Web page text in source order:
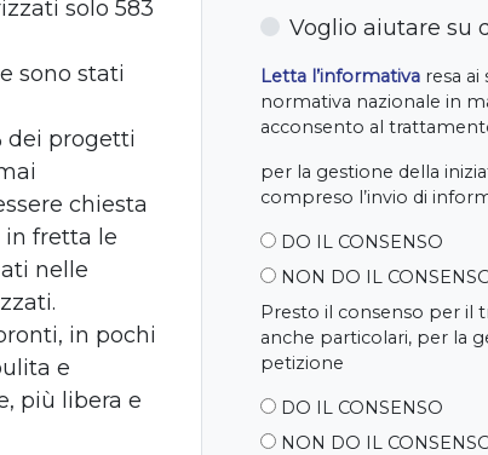
solo 583
sono stati
dei progetti
chiesta
in fretta le
nelle
in pochi
e
più libera e
Voglio aiutare su
Letta l’informativa resa ai
normativa nazionale in
acconsento al
per la gestione della
compreso l’invio di
DO IL CONSENSO
NON DO IL
Presto il consenso per il
anche particolari, per la
petizione
DO IL CONSENSO
NON DO IL